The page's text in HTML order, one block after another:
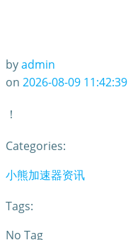
byadmin
on 2026-08-09 11:42:39
！
Categories:
小熊加速器资讯
Tags:
No Tag